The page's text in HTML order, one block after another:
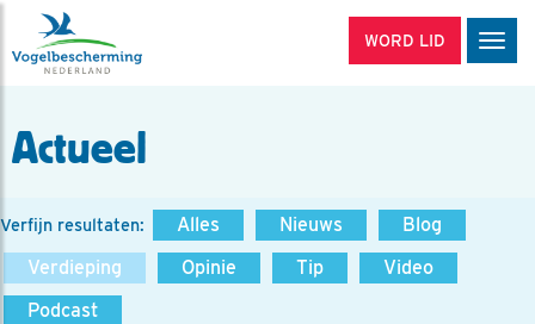
WORD LID
Actueel
Verfijn resultaten: Alles Nieuws
Blog
Verdieping
Opinie Tip
Video
Podcast